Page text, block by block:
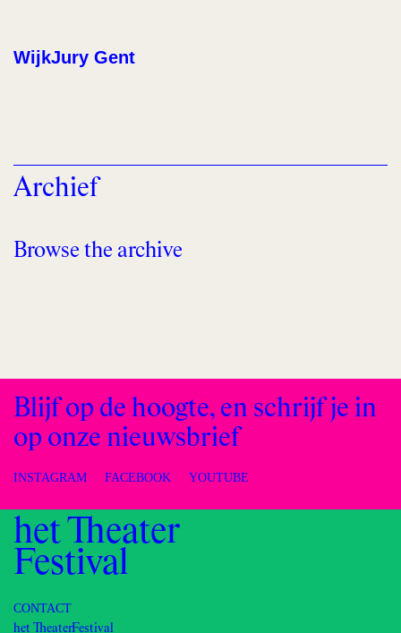
WijkJury Gent
Archief
Browse the archive
Blijf op de hoogte, en schrijf je in
op onze nieuwsbrief
INSTAGRAM FACEBOOK YOUTUBE
het Theater
Festival
CONTACT
het TheaterFestival